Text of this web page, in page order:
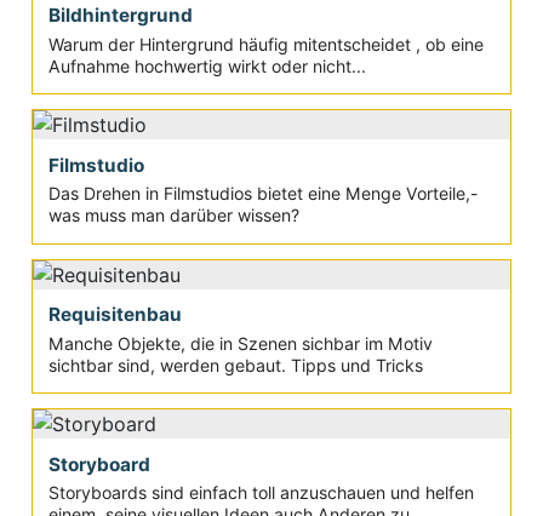
Bildhintergrund
Warum der Hintergrund häufig mitentscheidet , ob eine
Aufnahme hochwertig wirkt oder nicht...
Filmstudio
Das Drehen in Filmstudios bietet eine Menge Vorteile,-
was muss man darüber wissen?
Requisitenbau
Manche Objekte, die in Szenen sichbar im Motiv
sichtbar sind, werden gebaut. Tipps und Tricks
Storyboard
Storyboards sind einfach toll anzuschauen und helfen